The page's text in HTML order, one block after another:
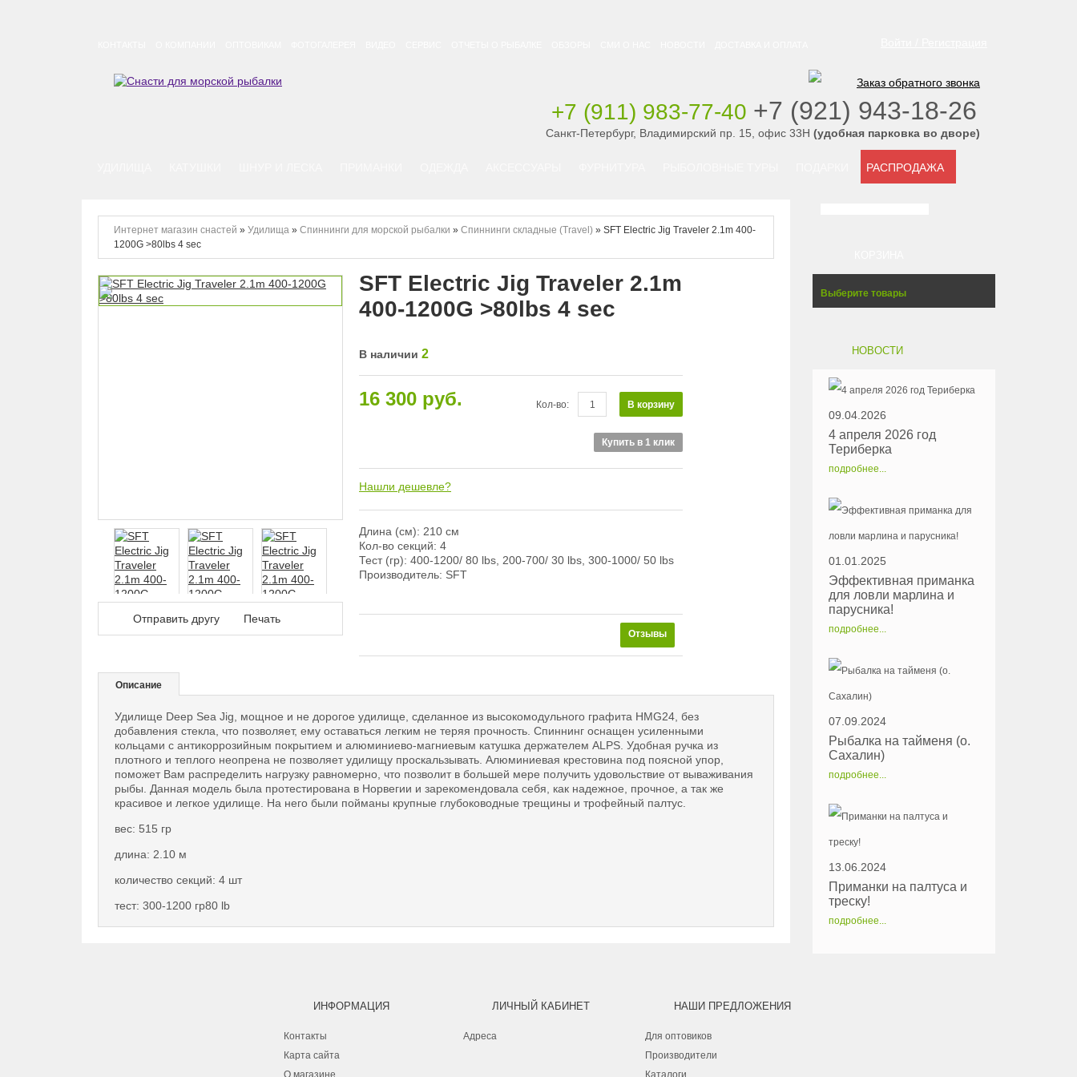
РАСПРОДАЖА
Заказ обратного звонка
+7 (911) 983-77-40 ‭+7 (921) 943-18-26
Санкт-Петербург, Владимирский пр. 15, офис 33Н (удобная парковка во дворе)
Интернет магазин снастей » Удилища » Спиннинги для морской рыбалки » Спиннинги складные (Travel) » SFT Electric Jig Traveler 2.1m 400-
1200G >80lbs 4 sec
Далее
Отправить другу
Печать
SFT Electric Jig Traveler 2.1m
400-1200G >80lbs 4 sec
В наличии 2
16 300 руб. В корзину
Кол-во:
Купить в 1 клик
Нашли дешевле?
Длина (см): 210 см
Кол-во секций: 4
Тест (гр): 400-1200/ 80 lbs, 200-700/ 30 lbs, 300-1000/ 50 lbs
Производитель: SFT
Отзывы
Описание
Удилище Deep Sea Jig, мощное и не дорогое удилище, сделанное из высокомодульного графита HMG24, без
добавления стекла, что позволяет, ему оставаться легким не теряя прочность. Спиннинг оснащен усиленными
кольцами с антикоррозийным покрытием и алюминиево-магниевым катушка держателем ALPS. Удобная ручка из
плотного и теплого неопрена не позволяет удилищу проскальзывать. Алюминиевая крестовина под поясной упор,
поможет Вам распределить нагрузку равномерно, что позволит в большей мере получить удовольствие от вываживания
рыбы. Данная модель была протестирована в Норвегии и зарекомендовала себя, как надежное, прочное, а так же
красивое и легкое удилище. На него были пойманы крупные глубоководные трещины и трофейный палтус.
вес: 515 гр
длина: 2.10 м
количество секций: 4 шт
тест: 300-1200 гр80 lb
Выберите товары
НОВОСТИ
09.04.2026
4 апреля 2026 год
Териберка
подробнее...
01.01.2025
Эффективная приманка
для ловли марлина и
парусника!
подробнее...
07.09.2024
Рыбалка на тайменя (о.
Сахалин)
подробнее...
13.06.2024
Приманки на палтуса и
треску!
подробнее...
ИНФОРМАЦИЯ
Контакты
Карта сайта
О магазине
ЛИЧНЫЙ КАБИНЕТ
Адреса
НАШИ ПРЕДЛОЖЕНИЯ
Для оптовиков
Производители
Каталоги